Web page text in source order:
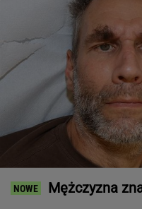
Mężczyzna